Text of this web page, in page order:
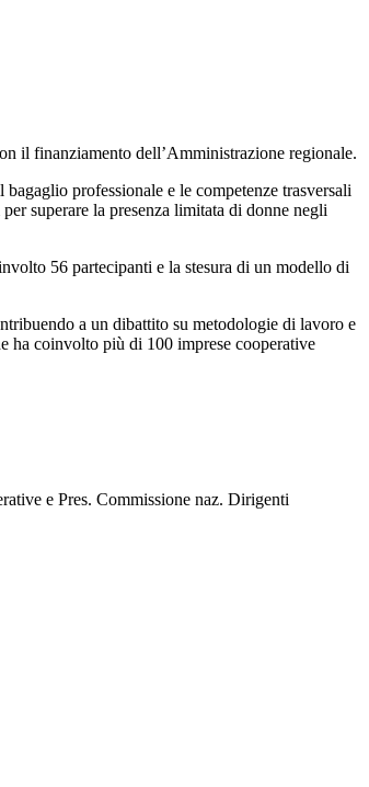
il finanziamento dell’Amministrazione regionale.
professionale e le competenze trasversali
superare la presenza limitata di donne negli
56 partecipanti e la stesura di un modello di
a un dibattito su metodologie di lavoro e
ha coinvolto più di 100 imprese cooperative
e Pres. Commissione naz. Dirigenti